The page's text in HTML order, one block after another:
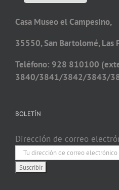
Casa Museo el Campesino,
35550, San Bartolomé, Las
Teléfono: 928 810100
3840/3841/3842/3843/
BOLETÍN
Dirección de correo